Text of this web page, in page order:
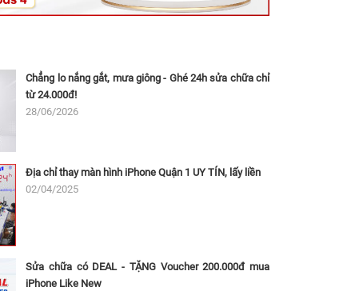
Ba Cu, Vũng Tàu, Hồ Chí Minh (TP. Vũng Tàu cũ)
Chẳng lo nắng gắt, mưa giông - Ghé 24h sửa chữa chỉ
từ 24.000đ!
28/06/2026
Địa chỉ thay màn hình iPhone Quận 1 UY TÍN, lấy liền
02/04/2025
Sửa chữa có DEAL - TẶNG Voucher 200.000đ mua
iPhone Like New